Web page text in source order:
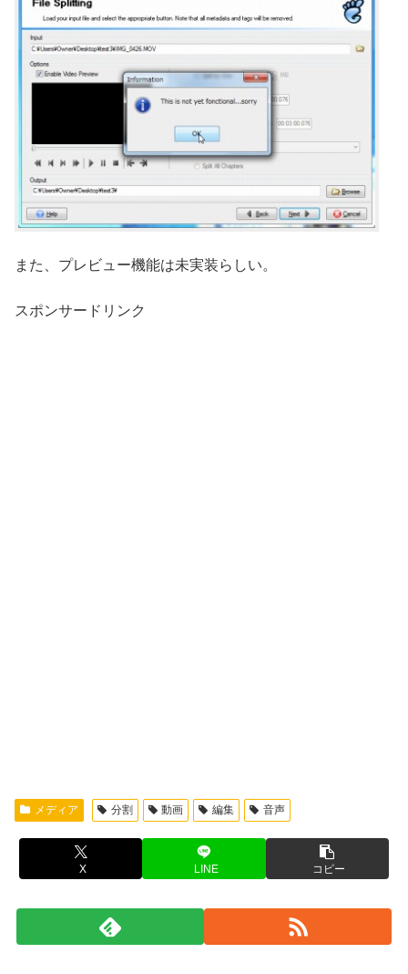
また、プレビュー機能は未実装らしい。
スポンサードリンク
メディア 分割 動画 編集 音声
X LINE コピー